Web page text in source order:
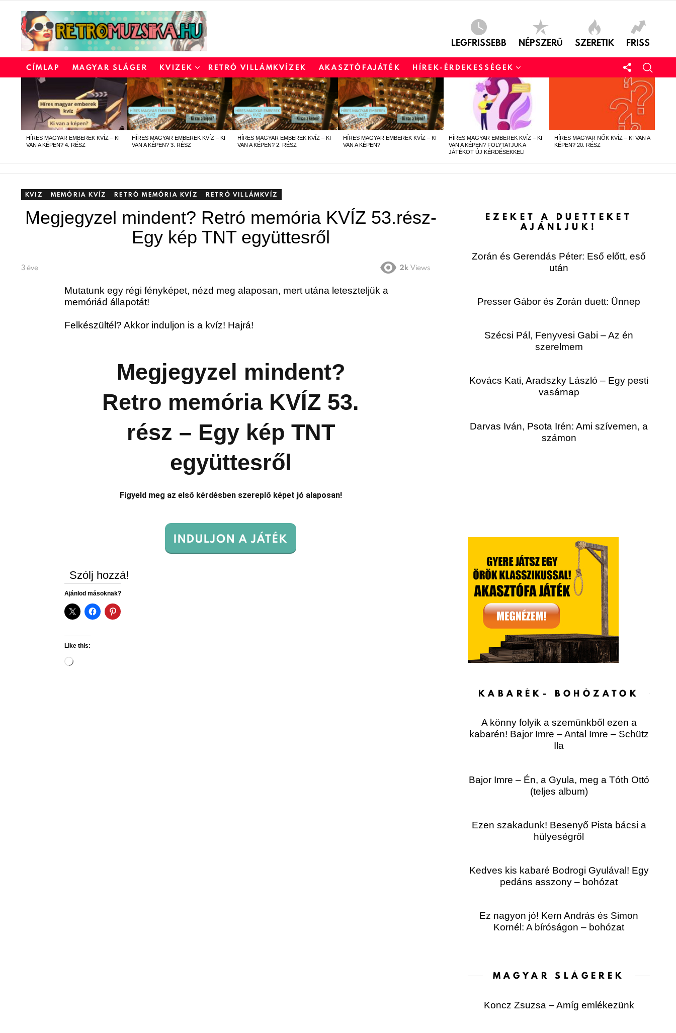
LEGFRISSEBB NÉPSZERŰ SZERETIK FRISS
CÍMLAP MAGYAR SLÁGER KVIZEK RETRÓ VILLÁMKVÍZEK AKASZTÓFAJÁTÉK HÍREK-ÉRDEKESSÉGEK
LATEST
STORIES
HÍRES MAGYAR EMBEREK KVÍZ – KI
VAN A KÉPEN? 4. RÉSZ
HÍRES MAGYAR EMBEREK KVÍZ – KI
VAN A KÉPEN? 3. RÉSZ
HÍRES MAGYAR EMBEREK KVÍZ – KI
VAN A KÉPEN? 2. RÉSZ
HÍRES MAGYAR EMBEREK KVÍZ – KI
VAN A KÉPEN?
HÍRES MAGYAR EMBEREK KVÍZ – KI
VAN A KÉPEN? FOLYTATJUK A
JÁTÉKOT ÚJ KÉRDÉSEKKEL!
HÍRES MAGYAR NŐK KVÍZ – KI VAN A
KÉPEN? 20. RÉSZ
KVIZ MEMÓRIA KVÍZ RETRÓ MEMÓRIA KVÍZ RETRÓ VILLÁMKVÍZ
Megjegyzel mindent? Retró memória KVÍZ 53.rész-
Egy kép TNT együttesről
3 éve 2k Views
Mutatunk egy régi fényképet, nézd meg alaposan, mert utána leteszteljük a
memóriád állapotát!
Felkészültél? Akkor induljon is a kvíz! Hajrá!
Megjegyzel mindent?
Retro memória KVÍZ 53.
rész – Egy kép TNT
együttesről
Figyeld meg az első kérdésben szereplő képet jó alaposan!
INDULJON A JÁTÉK
Szólj hozzá!
Ajánlod másoknak?
Like this:
Loading…
EZEKET A DUETTEKET
AJÁNLJUK!
Zorán és Gerendás Péter: Eső előtt, eső
után
Presser Gábor és Zorán duett: Ünnep
Szécsi Pál, Fenyvesi Gabi – Az én
szerelmem
Kovács Kati, Aradszky László – Egy pesti
vasárnap
Darvas Iván, Psota Irén: Ami szívemen, a
számon
KABARÉK- BOHÓZATOK
A könny folyik a szemünkből ezen a
kabarén! Bajor Imre – Antal Imre – Schütz
Ila
Bajor Imre – Én, a Gyula, meg a Tóth Ottó
(teljes album)
Ezen szakadunk! Besenyő Pista bácsi a
hülyeségről
Kedves kis kabaré Bodrogi Gyulával! Egy
pedáns asszony – bohózat
Ez nagyon jó! Kern András és Simon
Kornél: A bíróságon – bohózat
MAGYAR SLÁGEREK
Koncz Zsuzsa – Amíg emlékezünk